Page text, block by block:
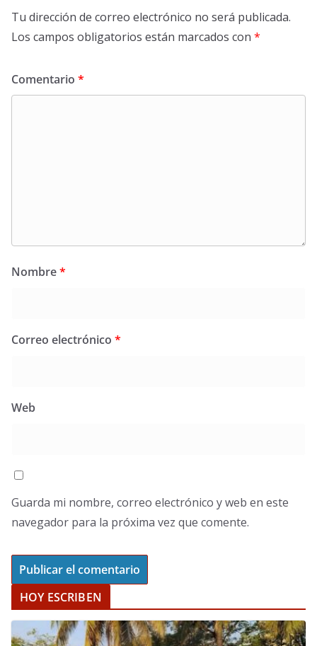
Tu dirección de correo electrónico no será publicada.
Los campos obligatorios están marcados con *
Comentario *
Nombre*
Correo electrónico *
Web
Guarda mi nombre, correo electrónico y web en este
navegador para la próxima vez que comente.
HOY ESCRIBEN